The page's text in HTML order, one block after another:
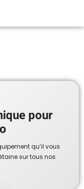
pour
qu’il vous
sur tous nos